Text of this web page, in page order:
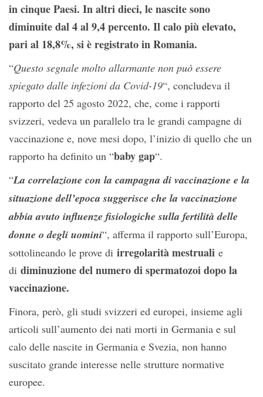
in cinque Paesi. In altri dieci, le nascite sono
diminuite dal 4 al 9,4 percento. Il calo più elevato,
pari al 18,8%, si è registrato in Romania.
“Questo segnale molto allarmante non può essere
spiegato dalle infezioni da Covid-19“, concludeva il
rapporto del 25 agosto 2022, che, come i rapporti
svizzeri, vedeva un parallelo tra le grandi campagne di
vaccinazione e, nove mesi dopo, l’inizio di quello che un
rapporto ha definito un “baby gap“.
“La correlazione con la campagna di vaccinazione e la
situazione dell’epoca suggerisce che la vaccinazione
abbia avuto influenze fisiologiche sulla fertilità delle
donne o degli uomini“, afferma il rapporto sull’Europa,
sottolineando le prove di irregolarità mestruali e
di diminuzione del numero di spermatozoi dopo la
vaccinazione.
Finora, però, gli studi svizzeri ed europei, insieme agli
articoli sull’aumento dei nati morti in Germania e sul
calo delle nascite in Germania e Svezia, non hanno
suscitato grande interesse nelle strutture normative
europee.